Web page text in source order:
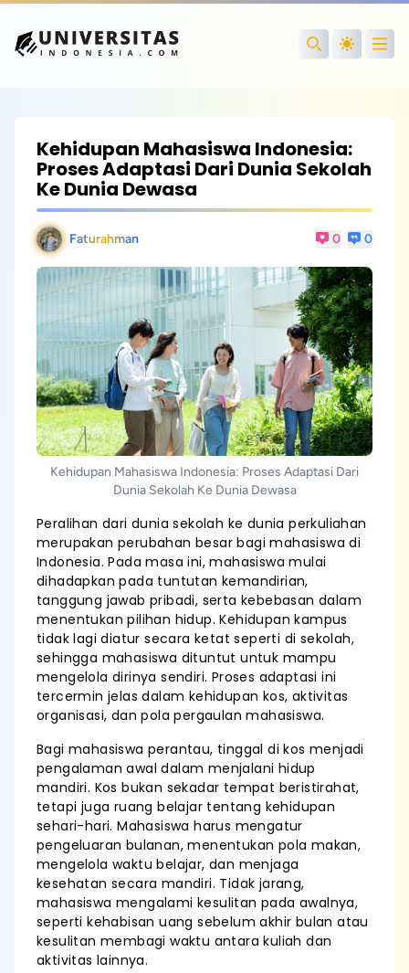
Search
Kehidupan Mahasiswa Indonesia:
Proses Adaptasi Dari Dunia Sekolah
Ke Dunia Dewasa
Faturahman 0 0
Kehidupan Mahasiswa Indonesia: Proses Adaptasi Dari
Dunia Sekolah Ke Dunia Dewasa
Peralihan dari dunia sekolah ke dunia perkuliahan
merupakan perubahan besar bagi mahasiswa di
Indonesia. Pada masa ini, mahasiswa mulai
dihadapkan pada tuntutan kemandirian,
tanggung jawab pribadi, serta kebebasan dalam
menentukan pilihan hidup. Kehidupan kampus
tidak lagi diatur secara ketat seperti di sekolah,
sehingga mahasiswa dituntut untuk mampu
mengelola dirinya sendiri. Proses adaptasi ini
tercermin jelas dalam kehidupan kos, aktivitas
organisasi, dan pola pergaulan mahasiswa.
Bagi mahasiswa perantau, tinggal di kos menjadi
pengalaman awal dalam menjalani hidup
mandiri. Kos bukan sekadar tempat beristirahat,
tetapi juga ruang belajar tentang kehidupan
sehari-hari. Mahasiswa harus mengatur
pengeluaran bulanan, menentukan pola makan,
mengelola waktu belajar, dan menjaga
kesehatan secara mandiri. Tidak jarang,
mahasiswa mengalami kesulitan pada awalnya,
seperti kehabisan uang sebelum akhir bulan atau
kesulitan membagi waktu antara kuliah dan
aktivitas lainnya.